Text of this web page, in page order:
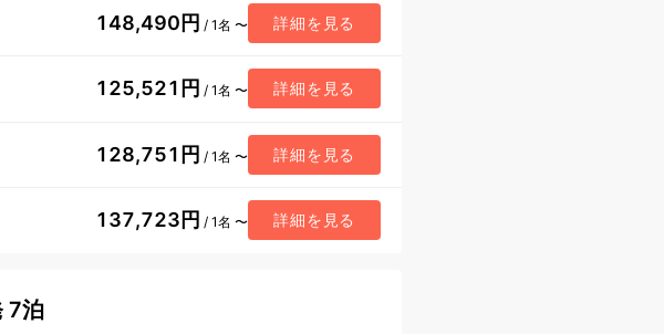
148,490円 / 1名 〜 詳細を見る
125,521円 / 1名 〜 詳細を見る
128,751円 / 1名 〜 詳細を見る
137,723円 / 1名 〜 詳細を見る
7泊